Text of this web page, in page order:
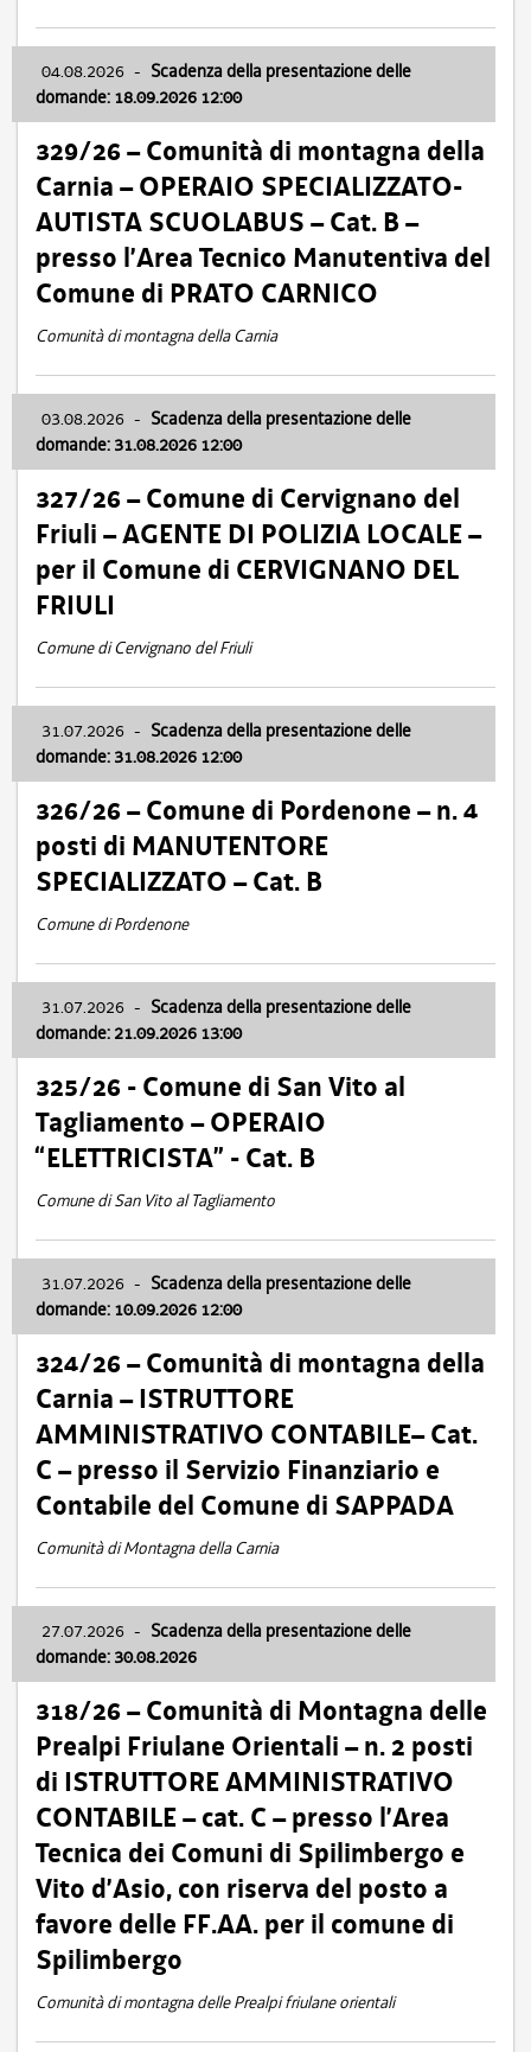
04.08.2026 - Scadenza della presentazione delle
domande: 18.09.2026 12:00
329/26 – Comunità di montagna della
Carnia – OPERAIO SPECIALIZZATO-
AUTISTA SCUOLABUS – Cat. B –
presso l’Area Tecnico Manutentiva del
Comune di PRATO CARNICO
Comunità di montagna della Carnia
03.08.2026 - Scadenza della presentazione delle
domande: 31.08.2026 12:00
327/26 – Comune di Cervignano del
Friuli – AGENTE DI POLIZIA LOCALE –
per il Comune di CERVIGNANO DEL
FRIULI
Comune di Cervignano del Friuli
31.07.2026 - Scadenza della presentazione delle
domande: 31.08.2026 12:00
326/26 – Comune di Pordenone – n. 4
posti di MANUTENTORE
SPECIALIZZATO – Cat. B
Comune di Pordenone
31.07.2026 - Scadenza della presentazione delle
domande: 21.09.2026 13:00
325/26 - Comune di San Vito al
Tagliamento – OPERAIO
“ELETTRICISTA” - Cat. B
Comune di San Vito al Tagliamento
31.07.2026 - Scadenza della presentazione delle
domande: 10.09.2026 12:00
324/26 – Comunità di montagna della
Carnia – ISTRUTTORE
AMMINISTRATIVO CONTABILE– Cat.
C – presso il Servizio Finanziario e
Contabile del Comune di SAPPADA
Comunità di Montagna della Carnia
27.07.2026 - Scadenza della presentazione delle
domande: 30.08.2026
318/26 – Comunità di Montagna delle
Prealpi Friulane Orientali – n. 2 posti
di ISTRUTTORE AMMINISTRATIVO
CONTABILE – cat. C – presso l’Area
Tecnica dei Comuni di Spilimbergo e
Vito d’Asio, con riserva del posto a
favore delle FF.AA. per il comune di
Spilimbergo
Comunità di montagna delle Prealpi friulane orientali